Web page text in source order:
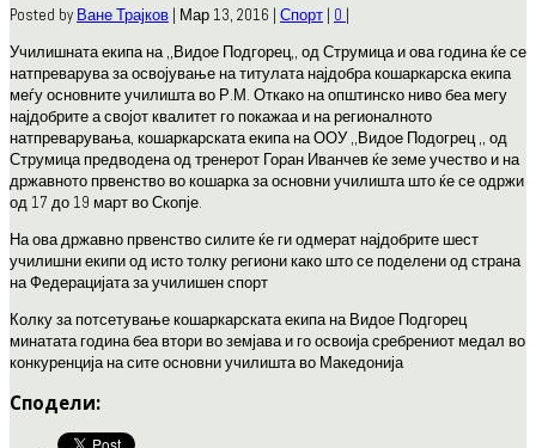
Posted by Ване Трајков | Мар 13, 2016 | Спорт | 0 |
Училишната екипа на ,,Видое Подгорец,, од Струмица и ова година ќе се
натпреварува за освојување на титулата најдобра кошаркарска екипа
меѓу основните училишта во Р.М. Откако на општинско ниво беа мегу
најдобрите а својот квалитет го покажаа и на регионалното
натпреварувања, кошаркарската екипа на ООУ ,,Видое Подогрец ,, од
Струмица предводена од тренерот Горан Иванчев ќе земе учество и на
државното првенство во кошарка за основни училишта што ќе се одржи
од 17 до 19 март во Скопје.
На ова државно првенство силите ќе ги одмерат најдобрите шест
училишни екипи од исто толку региони како што се поделени од страна
на Федерацијата за училишен спорт
Колку за потсетување кошаркарската екипа на Видое Подгорец
минатата година беа втори во земјава и го освоија сребрениот медал во
конкуренција на сите основни училишта во Македонија
Сподели: